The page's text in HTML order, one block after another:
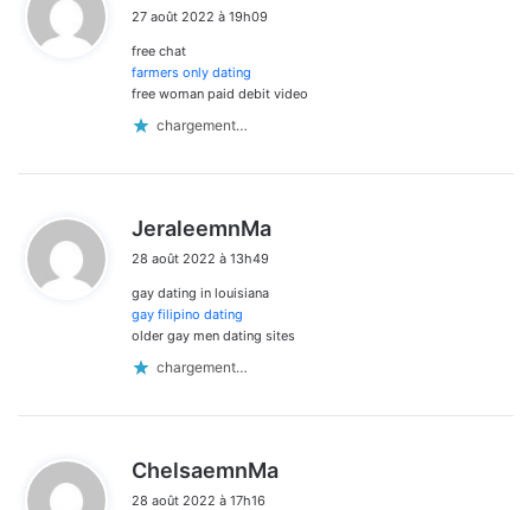
t
27 août 2022 à 19h09
free chat
farmers only dating
free woman paid debit video
chargement…
JeraleemnMa
28 août 2022 à 13h49
gay dating in louisiana
gay filipino dating
older gay men dating sites
chargement…
ChelsaemnMa
28 août 2022 à 17h16